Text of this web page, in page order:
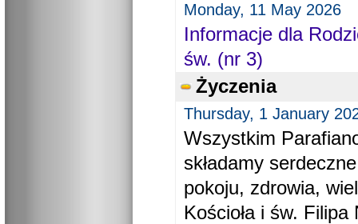
Monday, 11 May 2026
Informacje dla
św. (nr 3)
Życzenia
Thursday, 1 January
Wszystkim
składamy
pokoju, zdrowia,
Kościoła i św. Filipa